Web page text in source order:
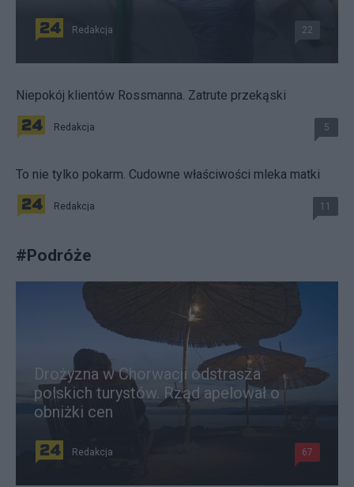
Redakcja 22
Niepokój klientów Rossmanna. Zatrute przekąski
Redakcja 5
To nie tylko pokarm. Cudowne właściwości mleka matki
Redakcja 11
#Podróże
Drożyzna w Chorwacji odstrasza
polskich turystów. Rząd apelował o
obniżki cen
Redakcja 67